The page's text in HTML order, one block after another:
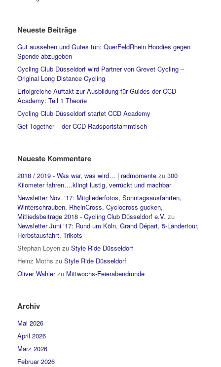
Neueste Beiträge
Gut aussehen und Gutes tun: QuerFeldRhein Hoodies gegen
Spende abzugeben
Cycling Club Düsseldorf wird Partner von Grevet Cycling –
Original Long Distance Cycling
Erfolgreiche Auftakt zur Ausbildung für Guides der CCD
Academy: Teil 1 Theorie
Cycling Club Düsseldorf startet CCD Academy
Get Together – der CCD Radsportstammtisch
Neueste Kommentare
2018 / 2019 - Was war, was wird… | radmomente zu 300
Kilometer fahren….klingt lustig, verrückt und machbar
Newsletter Nov. ‘17: Mitgliederfotos, Sonntagsausfahrten,
Winterschrauben, RheinCross, Cyclocross gucken,
Mitliedsbeiträge 2018 - Cycling Club Düsseldorf e.V. zu
Newsletter Juni ‘17: Rund um Köln, Grand Départ, 5-Ländertour,
Herbstausfahrt, Trikots
Stephan Loyen zu Style Ride Düsseldorf
Heinz Moths zu Style Ride Düsseldorf
Oliver Wahlerzu Mittwochs-Feierabendrunde
Archiv
Mai 2026
April 2026
März 2026
Februar 2026